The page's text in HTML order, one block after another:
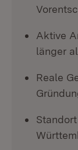
Aktive
länger
Reale